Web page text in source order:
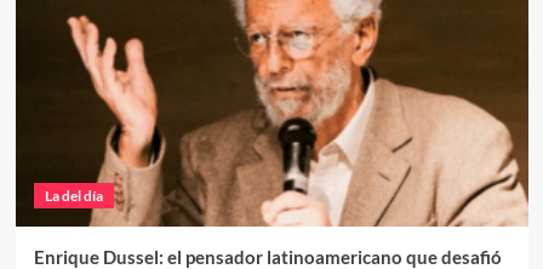
La del día
Enrique Dussel: el pensador latinoamericano que desafió